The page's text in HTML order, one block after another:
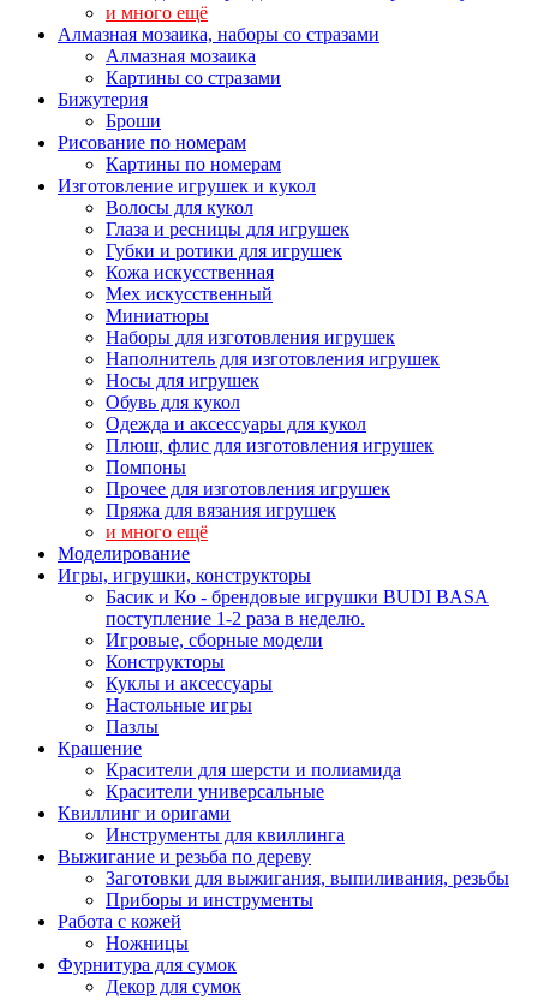
и много ещё
Алмазная мозаика, наборы со стразами
Алмазная мозаика
Картины co стразами
Бижутерия
Броши
Рисование по номерам
Картины по номерам
Изготовление игрушек и кукол
Волосы для кукол
Глаза и ресницы для игрушек
Губки и ротики для игрушек
Кожа искусственная
Мех искусственный
Миниатюры
Наборы для изготовления игрушек
Наполнитель для изготовления игрушек
Носы для игрушек
Обувь для кукол
Одежда и аксессуары для кукол
Плюш, флис для изготовления игрушек
Помпоны
Прочее для изготовления игрушек
Пряжа для вязания игрушек
и много ещё
Моделирование
Игры, игрушки, конструкторы
Басик и Ко - брендовые игрушки BUDI BASA
поступление 1-2 раза в неделю.
Игровые, сборные модели
Конструкторы
Куклы и аксессуары
Настольные игры
Пазлы
Крашение
Красители для шерсти и полиамида
Красители универсальные
Квиллинг и оригами
Инструменты для квиллинга
Выжигание и резьба по дереву
Заготовки для выжигания, выпиливания, резьбы
Приборы и инструменты
Работа с кожей
Ножницы
Фурнитура для сумок
Декор для сумок